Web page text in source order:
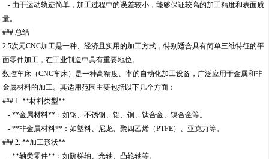
- 由于运动轨迹简单，加工过程中的误差较小，能够保证较高的加工精度和表面质
量。
### 总结
2.5次元CNC加工是一种、经济且实用的加工方式，特别适合具有简单三维特征的平
面零件加工，在工业制造中具有重要地位。
数控车床（CNC车床）是一种高精度、率的自动化加工设备，广泛应用于金属和非
金属材料的加工。其适用范围主要包括以下几个方面：
### 1. **材料类型**
- **金属材料**：如钢、不锈钢、铝、铜、钛合金、镍合金等。
- **非金属材料**：如塑料、尼龙、聚四乙烯（PTFE）、亚克力等。
### 2. **加工形状**
- **轴类零件**：如阶梯轴、光轴、凸轮轴等。